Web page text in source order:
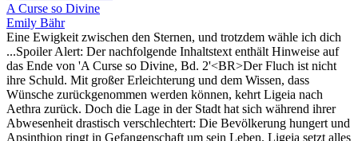
A Curse so Divine
Emily Bähr
Eine Ewigkeit zwischen den Sternen, und trotzdem wähle ich dich
...Spoiler Alert: Der nachfolgende Inhaltstext enthält Hinweise auf
das Ende von 'A Curse so Divine, Bd. 2'<BR>Der Fluch ist nicht
ihre Schuld. Mit großer Erleichterung und dem Wissen, dass
Wünsche zurückgenommen werden können, kehrt Ligeia nach
Aethra zurück. Doch die Lage in der Stadt hat sich während ihrer
Abwesenheit drastisch verschlechtert: Die Bevölkerung hungert und
Apsinthion ringt in Gefangenschaft um sein Leben. Ligeia setzt alles